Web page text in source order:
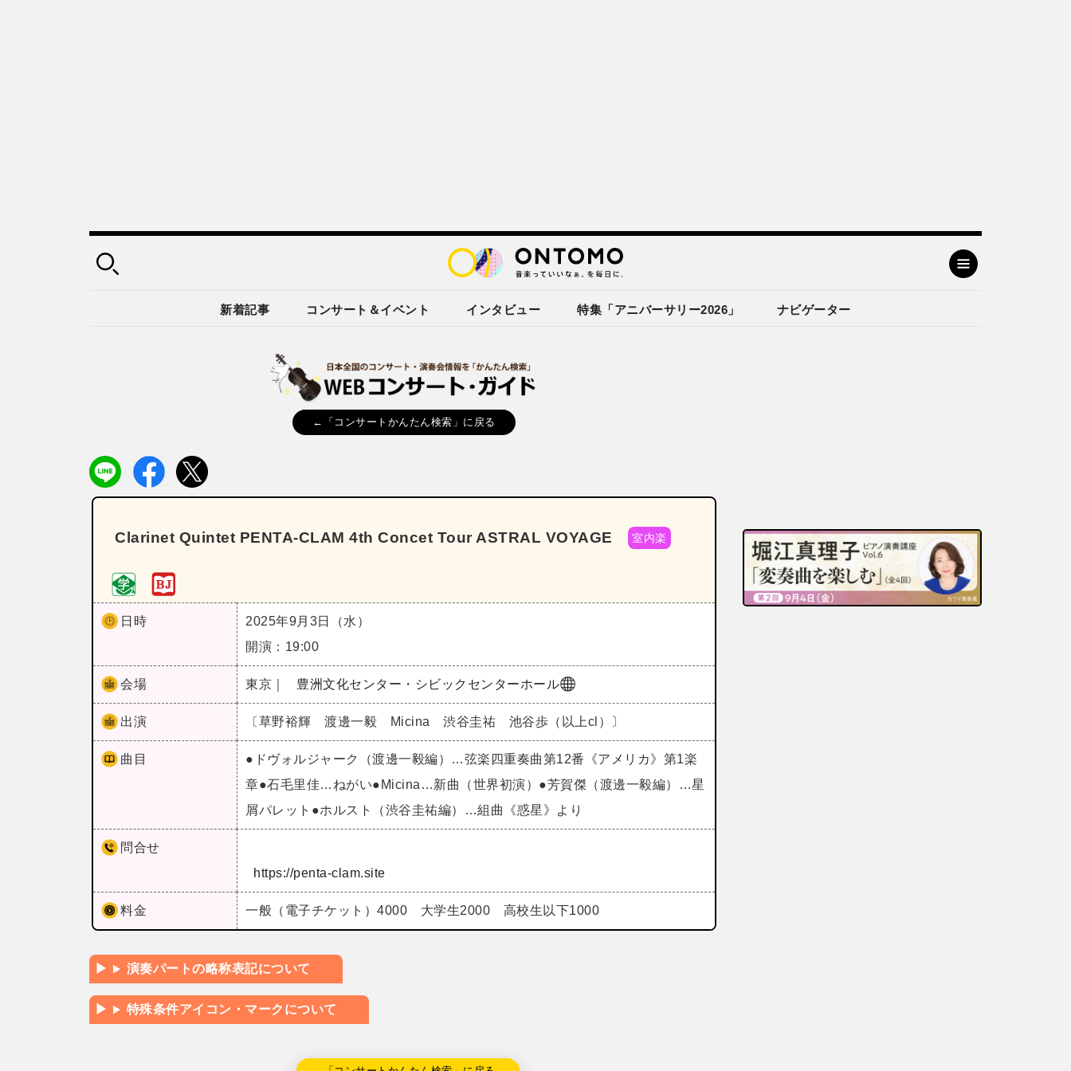
新着記事 コンサート＆イベント インタビュー 特集「アニバーサリー2026」 ナビゲーター
←「コンサートかんたん検索」に戻る
Clarinet Quintet PENTA‐CLAM 4th Concet Tour ASTRAL VOYAGE 室内楽
日時
2025年9月3日（水）
開演：19:00
会場 東京｜ 豊洲文化センター・シビックセンターホール
出演 〔草野裕輝 渡邊一毅 Micina 渋谷圭祐 池谷歩（以上cl）〕
曲目
●ドヴォルジャーク（渡邊一毅編）…弦楽四重奏曲第12番《アメリカ》第1楽
章●石毛里佳…ねがい●Micina…新曲（世界初演）●芳賀傑（渡邊一毅編）…星
屑パレット●ホルスト（渋谷圭祐編）…組曲《惑星》より
問合せ
https://penta-clam.site
料金 一般（電子チケット）4000 大学生2000 高校生以下1000
演奏パートの略称表記について
特殊条件アイコン・マークについて